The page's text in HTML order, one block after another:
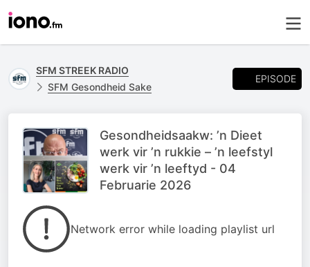
SFM STREEK RADIO
SFM Gesondheid Sake
EPISODE
Gesondheidsaakw: ’n Dieet
werk vir ’n rukkie – ’n leefstyl
werk vir ’n leeftyd - 04
Februarie 2026
Network error while loading playlist url